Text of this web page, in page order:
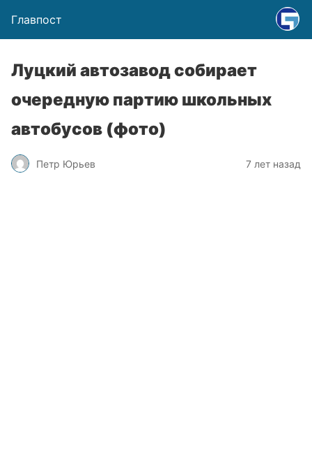
Главпост
Луцкий автозавод собирает
очередную партию школьных
автобусов (фото)
Петр Юрьев 7 лет назад